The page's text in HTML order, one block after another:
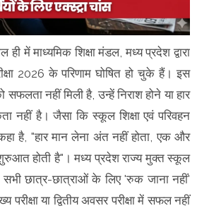
ही में माध्यमिक शिक्षा मंडल, मध्य प्रदेश द्वारा
2026 के परिणाम घोषित हो चुके हैं। इस
सफलता नहीं मिली है, उन्हें निराश होने या हार
नहीं है। जैसा कि स्कूल शिक्षा एवं परिवहन
है, "हार मान लेना अंत नहीं होता, एक और
होती है"। मध्य प्रदेश राज्य मुक्त स्कूल
सभी छात्र-छात्राओं के लिए 'रुक जाना नहीं'
या द्वितीय अवसर परीक्षा में सफल नहीं